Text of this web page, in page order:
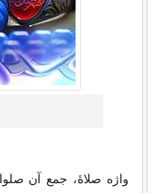
واژه صلاۀ، جمع آن